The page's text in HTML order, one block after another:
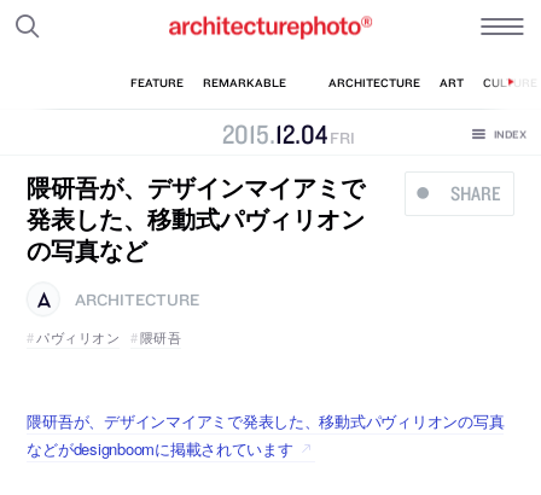
2015.12.04 FRI
SHARE
隈研吾が、デザインマイアミで
発表した、移動式パヴィリオン
の写真など
ARCHITECTURE
パヴィリオン
隈研吾
隈研吾が、デザインマイアミで発表した、移動式パヴィリオンの写真
などがdesignboomに掲載されています